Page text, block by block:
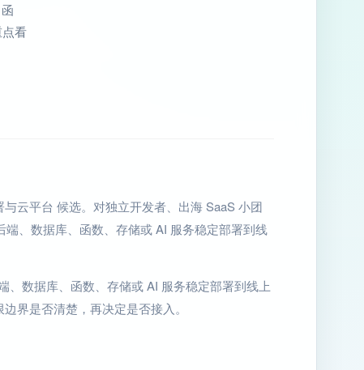
看
云平台 候选。对独立开发者、出海 SaaS 小团
、数据库、函数、存储或 AI 服务稳定部署到线
、数据库、函数、存储或 AI 服务稳定部署到线上
界是否清楚，再决定是否接入。